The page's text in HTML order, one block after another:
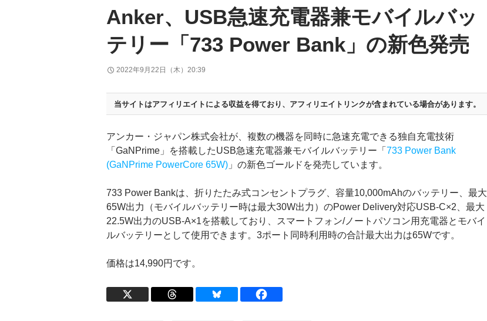
Anker、USB急速充電器兼モバイルバッ
テリー「733 Power Bank」の新色発売
2022年9月22日（木）20:39
当サイトはアフィリエイトによる収益を得ており、 アフィリエイトリンクが含まれている場合があります。
アンカー・ジャパン株式会社が、複数の機器を同時に急速充電できる独自充電技術
「GaNPrime」を搭載したUSB急速充電器兼モバイルバッテリー「733 Power Bank
(GaNPrime PowerCore 65W) 」の新色ゴールドを発売しています。
733 Power Bankは、折りたたみ式コンセントプラグ、容量10,000mAhのバッテリー、最大
65W出力（モバイルバッテリー時は最大30W出力）のPower Delivery対応USB-C×2、最大
22.5W出力のUSB-A×1を搭載しており、スマートフォン/ノートパソコン用充電器とモバイ
ルバッテリーとして使用できます。3ポート同時利用時の合計最大出力は65Wです。
価格は14,990円です。